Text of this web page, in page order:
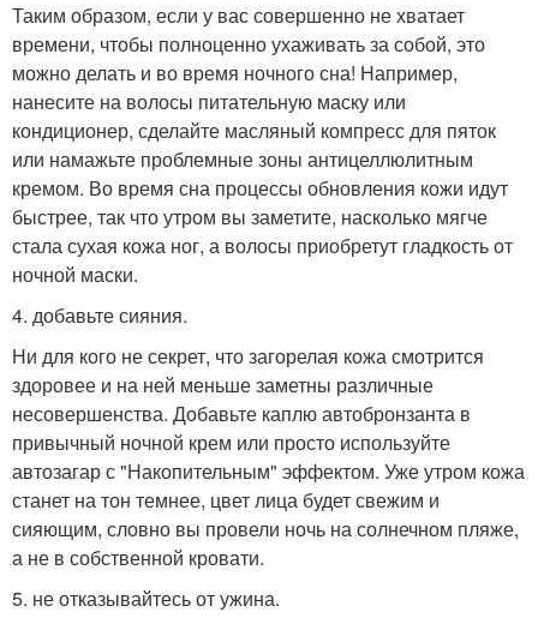
Таким образом, если у вас совершенно не хватает
времени, чтобы полноценно ухаживать за собой, это
можно делать и во время ночного сна! Например,
нанесите на волосы питательную маску или
кондиционер, сделайте масляный компресс для пяток
или намажьте проблемные зоны антицеллюлитным
кремом. Во время сна процессы обновления кожи идут
быстрее, так что утром вы заметите, насколько мягче
стала сухая кожа ног, а волосы приобретут гладкость от
ночной маски.
4. добавьте сияния.
Ни для кого не секрет, что загорелая кожа смотрится
здоровее и на ней меньше заметны различные
несовершенства. Добавьте каплю автобронзанта в
привычный ночной крем или просто используйте
автозагар с "Накопительным" эффектом. Уже утром кожа
станет на тон темнее, цвет лица будет свежим и
сияющим, словно вы провели ночь на солнечном пляже,
а не в собственной кровати.
5. не отказывайтесь от ужина.